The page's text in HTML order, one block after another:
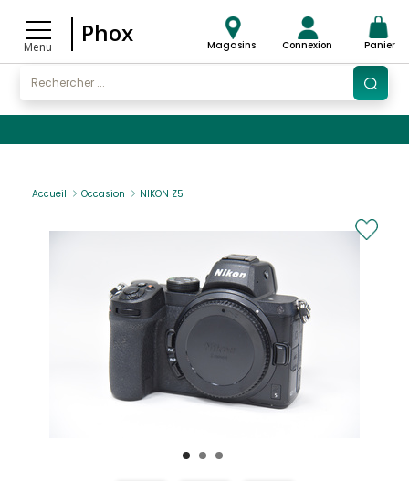
Menu
Phox Magasins Connexion Panier
Accueil Occasion NIKON Z5